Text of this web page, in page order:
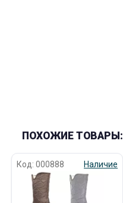
ПОХОЖИЕ ТОВАРЫ:
Код: 000888 Наличие